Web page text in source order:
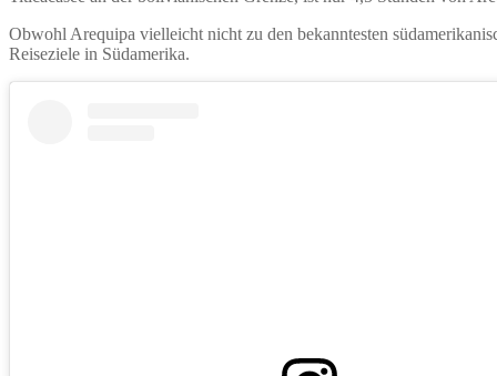
Obwohl Arequipa vielleicht nicht zu den bekanntesten
Reiseziele in Südamerika.